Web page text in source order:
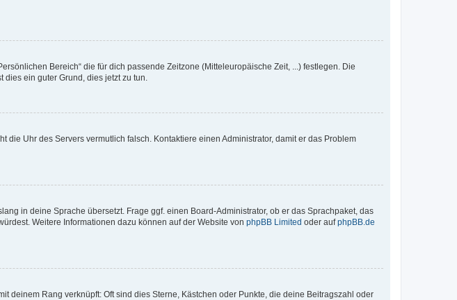
Bereich“ die für dich passende Zeitzone (Mitteleuropäische Zeit, ...) festlegen. Die
dies ein guter Grund, dies jetzt zu tun.
Uhr des Servers vermutlich falsch. Kontaktiere einen Administrator, damit er das Problem
in deine Sprache übersetzt. Frage ggf. einen Board-Administrator, ob er das Sprachpaket, das
Weitere Informationen dazu können auf der Website von phpBB Limited oder aufphpBB.de
deinem Rang verknüpft: Oft sind dies Sterne, Kästchen oder Punkte, die deine Beitragszahl oder